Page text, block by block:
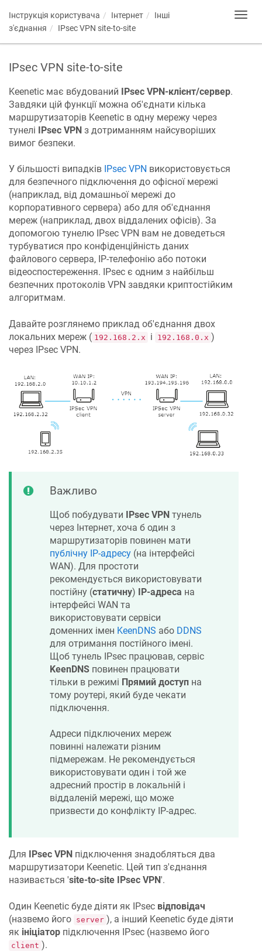
Інструкція користувача Інтернет
Інші
з'єднання
IPsec VPN site-to-site
IPsec VPN site-to-site
Keenetic має вбудований IPsec VPN-клієнт/сервер.
Завдяки цій функції можна об'єднати кілька
маршрутизаторів Keenetic в одну мережу через
тунелі IPsec VPN з дотриманням найсуворіших
вимог безпеки.
У більшості випадків IPsec VPN використовується
для безпечного підключення до офісної мережі
(наприклад, від домашньої мережі до
корпоративного сервера) або для об'єднання
мереж (наприклад, двох віддалених офісів). За
допомогою тунелю IPsec VPN вам не доведеться
турбуватися про конфіденційність даних
файлового сервера, IP-телефонію або потоки
відеоспостереження. IPsec є одним з найбільш
безпечних протоколів VPN завдяки криптостійким
алгоритмам.
Давайте розглянемо приклад об'єднання двох
локальних мереж ( 192.168.2.x і 192.168.0.x )
через IPsec VPN.
Важливо
Щоб побудувати IPsec VPN тунель
через Інтернет, хоча б один з
маршрутизаторів повинен мати
публічну IP-адресу (на інтерфейсі
WAN). Для простоти
рекомендується використовувати
постійну (статичну) IP-адреса на
інтерфейсі WAN та
використовувати сервіси
доменних імен KeenDNS або DDNS
для отримання постійного імені.
Щоб тунель IPsec працював, сервіс
KeenDNS повинен працювати
тільки в режимі Прямий доступ на
тому роутері, який буде чекати
підключення.
Адреси підключених мереж
повинні належати різним
підмережам. Не рекомендується
використовувати один і той же
адресний простір в локальній і
віддаленій мережі, що може
призвести до конфлікту IP-адрес.
Для IPsec VPN підключення знадобляться два
маршрутизатори Keenetic. Цей тип з'єднання
називається 'site-to-site IPsec VPN'.
Один Keenetic буде діяти як IPsec відповідач
(назвемо його server ), а інший Keenetic буде діяти
як ініціатор підключення IPsec (назвемо його
client ).